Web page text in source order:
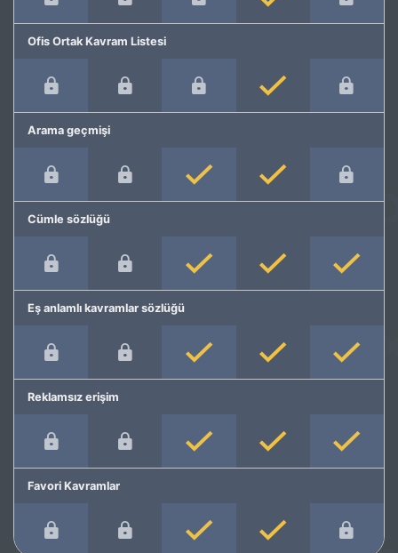
Ofis Ortak Kavram Listesi
Arama geçmişi
Cümle sözlüğü
Eş anlamlı kavramlar sözlüğü
Reklamsız erişim
Favori Kavramlar